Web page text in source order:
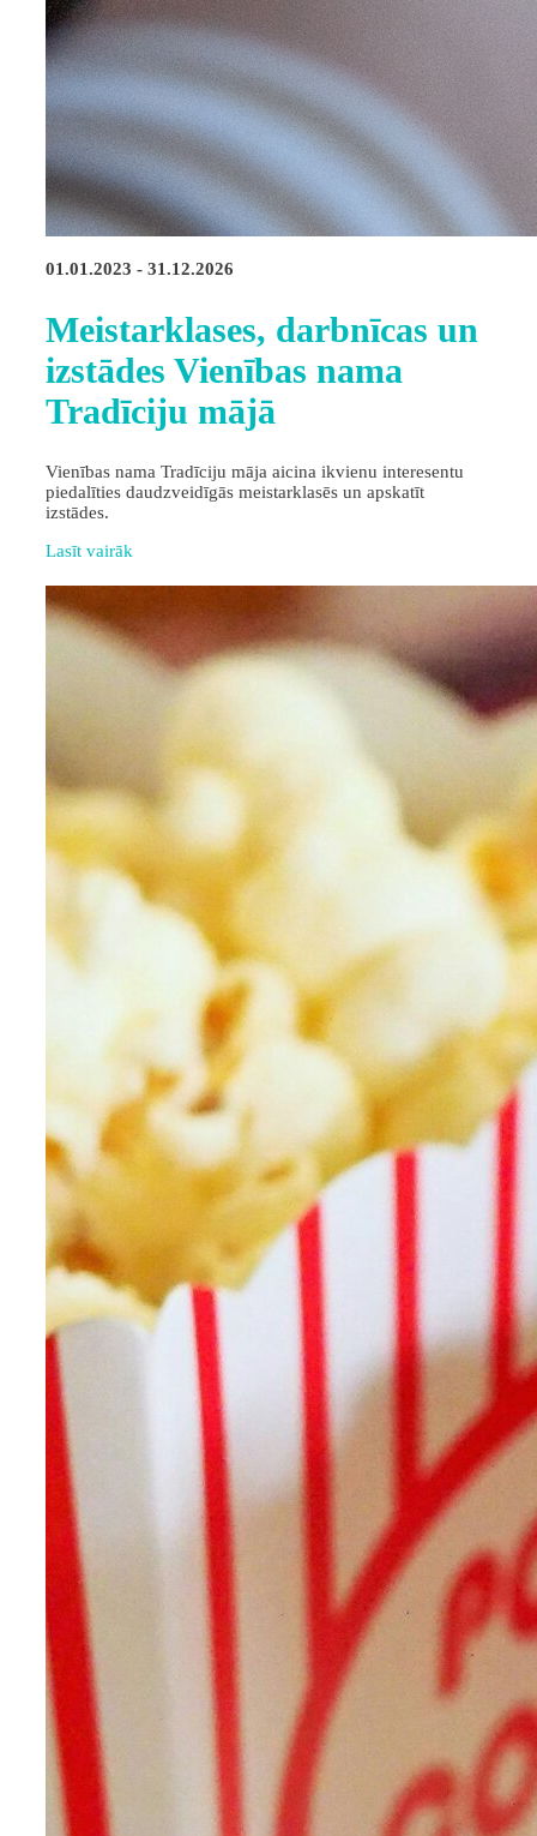
01.01.2023 - 31.12.2026
Meistarklases, darbnīcas un
izstādes Vienības nama
Tradīciju mājā
Vienības nama Tradīciju māja aicina ikvienu interesentu
piedalīties daudzveidīgās meistarklasēs un apskatīt
izstādes.
Lasīt vairāk